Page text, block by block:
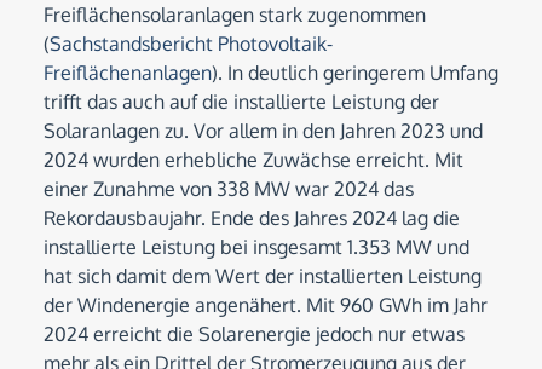
Freiflächensolaranlagen stark zugenommen
(Sachstandsbericht Photovoltaik-
Freiflächenanlagen). In deutlich geringerem Umfang
trifft das auch auf die installierte Leistung der
Solaranlagen zu. Vor allem in den Jahren 2023 und
2024 wurden erhebliche Zuwächse erreicht. Mit
einer Zunahme von 338 MW war 2024 das
Rekordausbaujahr. Ende des Jahres 2024 lag die
installierte Leistung bei insgesamt 1.353 MW und
hat sich damit dem Wert der installierten Leistung
der Windenergie angenähert. Mit 960 GWh im Jahr
2024 erreicht die Solarenergie jedoch nur etwas
mehr als ein Drittel der Stromerzeugung aus der